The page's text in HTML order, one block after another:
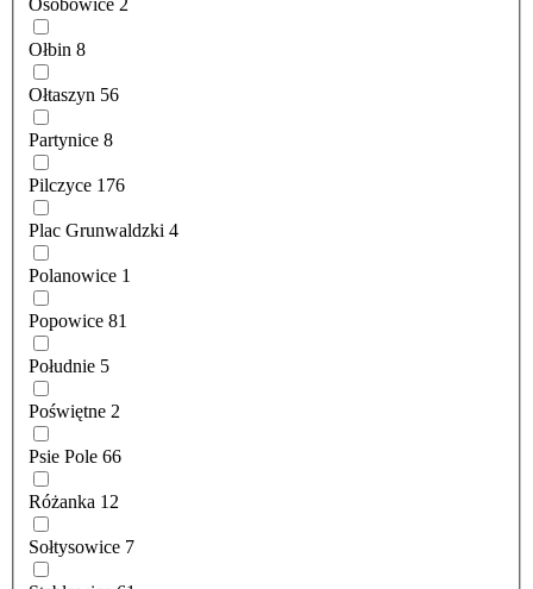
Osobowice 2
Ołbin 8
Ołtaszyn 56
Partynice 8
Pilczyce 176
Plac Grunwaldzki 4
Polanowice 1
Popowice 81
Południe 5
Poświętne 2
Psie Pole 66
Różanka 12
Sołtysowice 7